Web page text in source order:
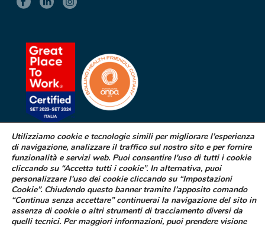
SEGNALAZIONE DI EFFETTI
INDESIDERATI DA FARMACI
Se sospetti di aver avuto effetti indesiderati durante l’assunzione di
uno dei medicinali Difa Cooper o ne hai riscontrato dei difetti puoi
segnalarlo immediatamente al tuo medico curante, al farmacista
Utilizziamo cookie e tecnologie simili per migliorare l’esperienza
di navigazione, analizzare il traffico sul nostro sito e per fornire
funzionalità e servizi web. Puoi consentire l'uso di tutti i cookie
cliccando su “Accetta tutti i cookie”. In alternativa, puoi
personalizzare l'uso dei cookie cliccando su “Impostazioni
Cookie”. Chiudendo questo banner tramite l’apposito comando
“Continua senza accettare” continuerai la navigazione del sito in
assenza di cookie o altri strumenti di tracciamento diversi da
quelli tecnici. Per maggiori informazioni, puoi prendere visione